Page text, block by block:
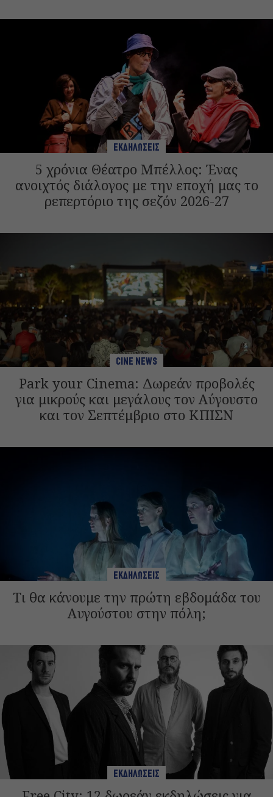
ΕΚΔΗΛΩΣΕΙΣ
5 χρόνια Θέατρο Μπέλλος: Ένας
ανοιχτός διάλογος με την εποχή μας το
ρεπερτόριο της σεζόν 2026-27
CINE NEWS
Park your Cinema: Δωρεάν προβολές
για μικρούς και μεγάλους τον Αύγουστο
και τον Σεπτέμβριο στο ΚΠΙΣΝ
ΕΚΔΗΛΩΣΕΙΣ
Τι θα κάνουμε την πρώτη εβδομάδα του
Αυγούστου στην πόλη;
ΕΚΔΗΛΩΣΕΙΣ